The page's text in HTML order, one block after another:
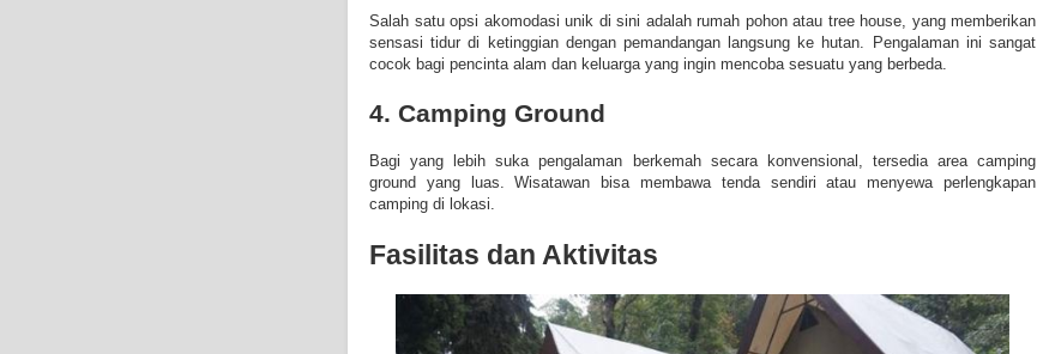
Salah satu opsi akomodasi unik di sini adalah rumah pohon atau tree house, yang memberikan
sensasi tidur di ketinggian dengan pemandangan langsung ke hutan. Pengalaman ini sangat
cocok bagi pencinta alam dan keluarga yang ingin mencoba sesuatu yang berbeda.
4. Camping Ground
Bagi yang lebih suka pengalaman berkemah secara konvensional, tersedia area camping
ground yang luas. Wisatawan bisa membawa tenda sendiri atau menyewa perlengkapan
camping di lokasi.
Fasilitas dan Aktivitas